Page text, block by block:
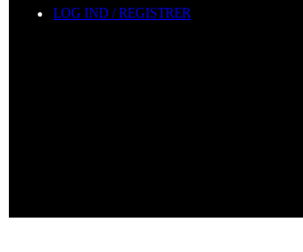
LOG IND / REGISTRER